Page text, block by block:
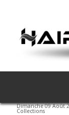
Dimanche 09 Août
Collections